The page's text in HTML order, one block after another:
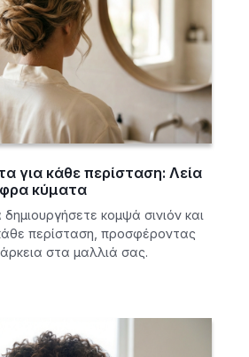
για κάθε περίσταση: Λεία
κύματα
κομψά σινιόν και
περίσταση, προσφέροντας
στα μαλλιά σας.